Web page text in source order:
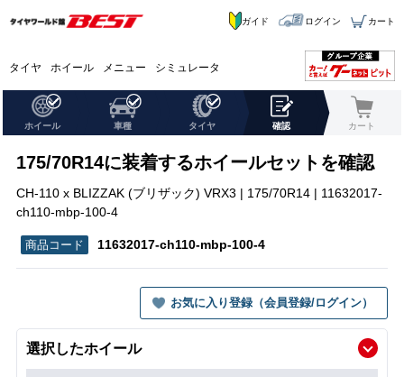
タイヤ ホイール メニュー シミュレータ
ガイド ログイン カート
ホイール 車種 タイヤ 確認 カート
175/70R14に装着するホイールセットを確認
CH-110 x BLIZZAK (ブリザック) VRX3 | 175/70R14 | 11632017-
ch110-mbp-100-4
11632017-ch110-mbp-100-4
お気に入り登録（会員登録/ログイン）
選択したホイール